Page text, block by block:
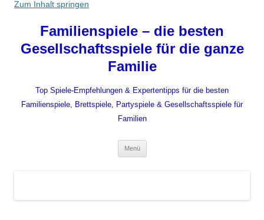
Zum Inhalt springen
Familienspiele – die besten
Gesellschaftsspiele für die ganze
Familie
Top Spiele-Empfehlungen & Expertentipps für die besten
Familienspiele, Brettspiele, Partyspiele & Gesellschaftsspiele für
Familien
Menü